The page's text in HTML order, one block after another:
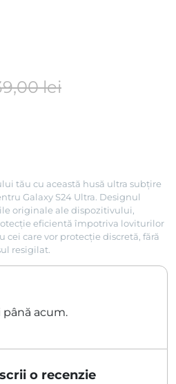
lei
tău cu această husă ultra subțire
Galaxy S24 Ultra. Designul
originale ale dispozitivului,
eficientă împotriva loviturilor
care vor protecție discretă, fără
resigilat.
până acum.
o recenzie